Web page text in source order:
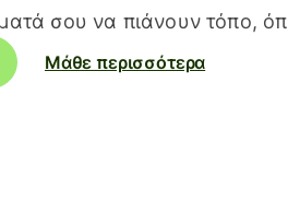
σου να πιάνουν τόπο,
Μάθε περισσότερα